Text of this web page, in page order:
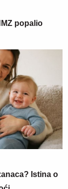
popalio
Istina o